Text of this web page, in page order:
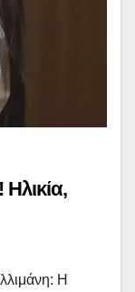
Η